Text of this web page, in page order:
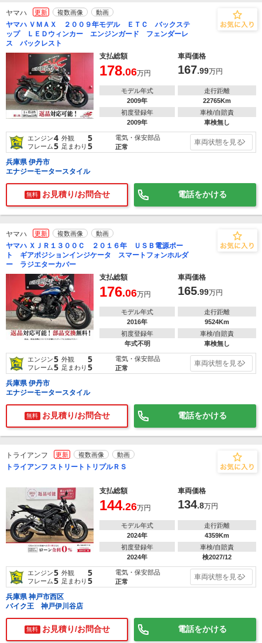
ヤマハ 更新 複数画像 動画
ヤマハ ＶＭＡＸ ２００９年モデル ＥＴＣ バックステ
ップ ＬＥＤウィンカー エンジンガード フェンダーレ
ス バックレスト
支払総額
車両価格
178.06万円 167.99万円
モデル年式
2009年
走行距離
22765Km
初度登録年
2009年
車検/自賠責
車検無し
エンジン4 外観 5
フレーム5 足まわり 5
電気・保安部品
正常
車両状態を見る
兵庫県 伊丹市
エナジーモータースタイル
無料 お見積り/お問合せ 電話をかける
ヤマハ 更新 複数画像 動画
ヤマハ ＸＪＲ１３００Ｃ ２０１６年 ＵＳＢ電源ポー
ト ギアポジションインジケータ スマートフォンホルダ
ー ラジエターカバー
支払総額
車両価格
176.06万円 165.99万円
モデル年式
2016年
走行距離
9524Km
初度登録年
年式不明
車検/自賠責
車検無し
エンジン5 外観 5
フレーム5 足まわり 5
電気・保安部品
正常
車両状態を見る
兵庫県 伊丹市
エナジーモータースタイル
無料 お見積り/お問合せ 電話をかける
トライアンフ 更新 複数画像 動画
トライアンフ ストリートトリプルＲＳ
支払総額 車両価格
144.26万円 134.8万円
モデル年式
2024年
走行距離
4359Km
初度登録年
2024年
車検/自賠責
検2027/12
エンジン5 外観 5
フレーム5 足まわり 5
電気・保安部品
正常
車両状態を見る
兵庫県 神戸市西区
バイク王 神戸伊川谷店
無料 お見積り/お問合せ 電話をかける